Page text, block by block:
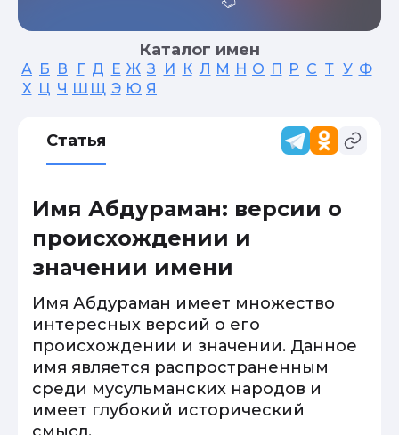
Каталог имен
А Б В Г Д Е Ж З И К Л М Н О П Р С Т У Ф
Х Ц Ч Ш Щ Э Ю Я
Статья
Имя Абдураман: версии о
происхождении и
значении имени
Имя Абдураман имеет множество
интересных версий о его
происхождении и значении. Данное
имя является распространенным
среди мусульманских народов и
имеет глубокий исторический